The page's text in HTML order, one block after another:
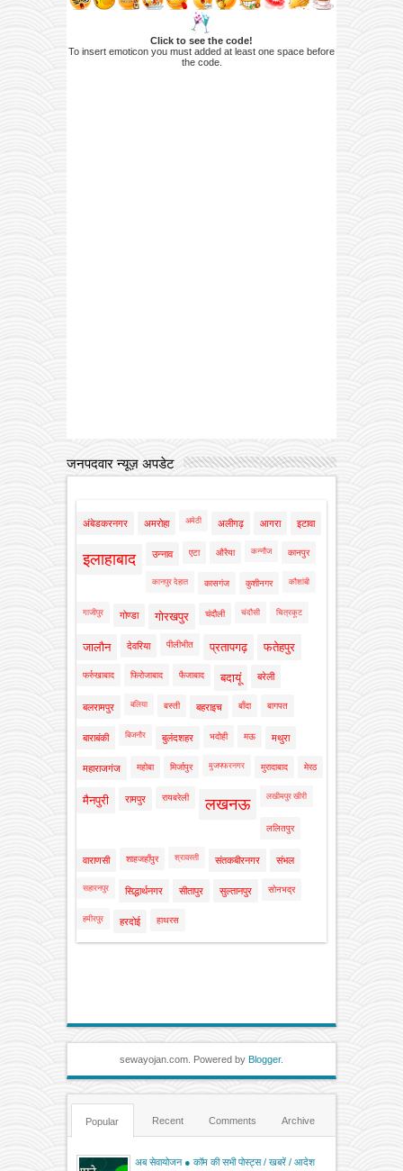
Click to see the code!
To insert emoticon you must added at least one space before
the code.
जनपदवार न्यूज़ अपडेट
अंबेडकरनगर अमरोहा अमेठी अलीगढ़ आगरा इटावा
इलाहाबाद उन्नाव एटा औरैया कन्नौज कानपुर
कानपुर देहात कासगंज कुशीनगर कौशांबी
गाजीपुर गोण्डा गोरखपुर चंदौली चंदौसी चित्रकूट
जालौन देवरिया पीलीभीत प्रतापगढ़ फतेहपुर
फर्रुखाबाद फिरोजाबाद फैजाबाद बदायूं बरेली
बलरामपुर बलिया बस्ती बहराइच बाँदा बागपत
बाराबंकी बिजनौर बुलंदशहर भदोही मऊ मथुरा
महाराजगंज महोबा मिर्जापुर मुजफ्फरनगर मुरादाबाद मेरठ
मैनपुरी रामपुर रायबरेली लखनऊ लखीमपुर खीरी
ललितपुर
वाराणसी शाहजहाँपुर श्रावस्ती संतकबीरनगर संभल
सहारनपुर सिद्धार्थनगर सीतापुर सुल्तानपुर सोनभद्र
हमीरपुर हरदोई हाथरस
sewayojan.com. Powered by Blogger.
Popular Recent Comments Archive
अब सेवायोजन ● कॉम की सभी पोस्ट्स / खबरें / आदेश